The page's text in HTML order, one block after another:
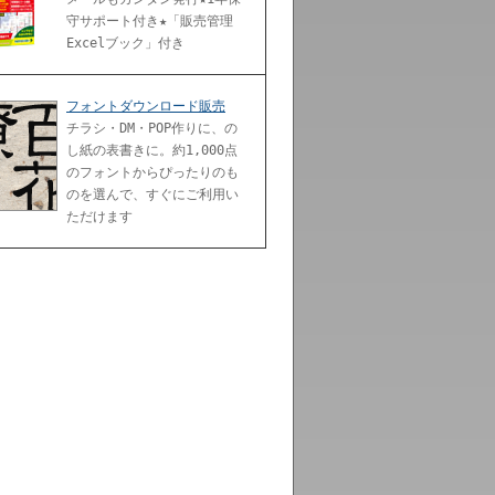
守サポート付き★「販売管理
Excelブック」付き
フォントダウンロード販売
チラシ・DM・POP作りに、の
し紙の表書きに。約1,000点
のフォントからぴったりのも
のを選んで、すぐにご利用い
ただけます